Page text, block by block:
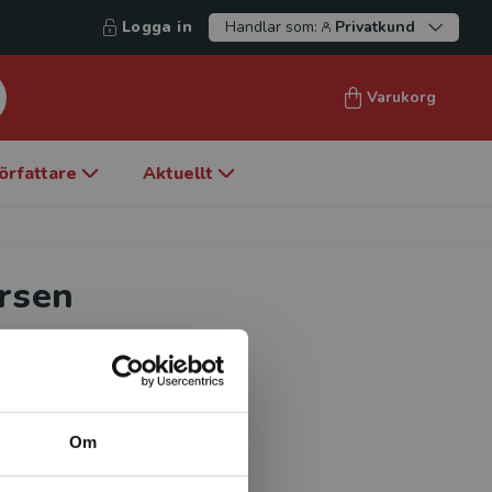
Om
Logga in Handlar som: Privatkund
Varukorg
Aktuellt
vid Köpenhamns